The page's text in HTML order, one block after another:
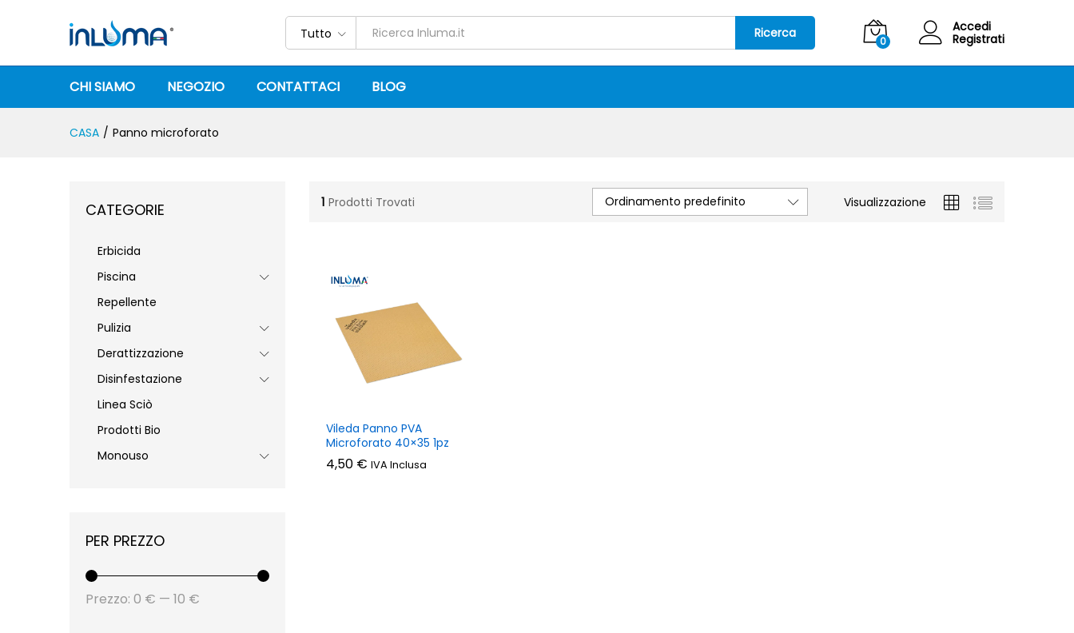
Tutto Ricerca
0
Accedi
Registrati
CHI SIAMO NEGOZIO CONTATTACI BLOG
CASA / Panno microforato
1 Prodotti Trovati Visualizzazione
Ordinamento predefinito
Vileda Panno PVA
Microforato 40×35 1pz
4,50 € IVA Inclusa
4,50 €
CATEGORIE
Erbicida
Piscina
Repellente
Pulizia
Derattizzazione
Disinfestazione
Linea Sciò
Prodotti Bio
Monouso
PER PREZZO
Prezzo: 0 € — 10 €